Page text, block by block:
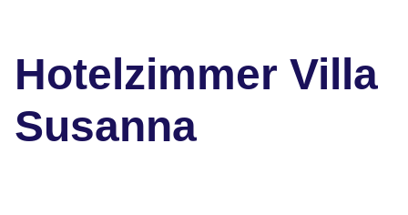
Hotelzimmer Villa
Susanna